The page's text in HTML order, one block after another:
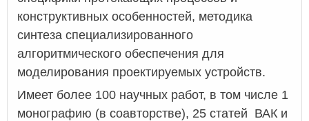
конструктивных особенностей, методика
синтеза специализированного
алгоритмического обеспечения для
моделирования проектируемых устройств.
Имеет более 100 научных работ, в том числе 1
монографию (в соавторстве), 25 статей ВАК и